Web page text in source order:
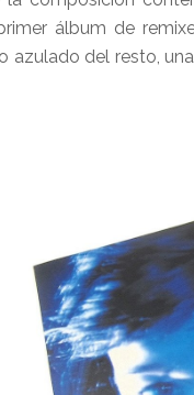
álbum de
azulado del resto,